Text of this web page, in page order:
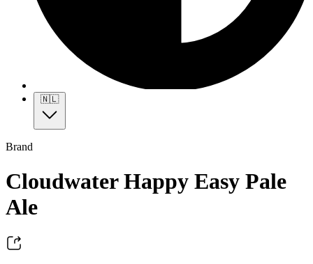
🇳🇱
Brand
Cloudwater Happy Easy Pale
Ale